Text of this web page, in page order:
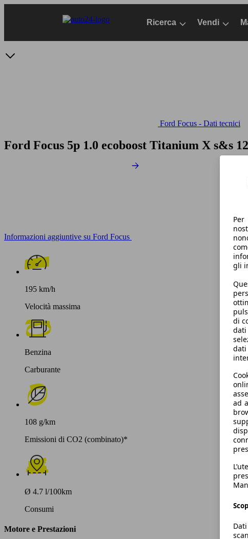
Ricerca Vendi
Ford Focus - Dati tecnici
Ford Focus 5p 1.0 ecoboost Titanium X s&s
Informazioni aggiuntive su Ford Focus
195 km/h
Velocità massima
Benzina
Carburante
108 g/km
Emissioni di CO2 (combinato)*
Ø 4.7 l/100km
Consumi
Motore e Prestazioni
gli
di
ad